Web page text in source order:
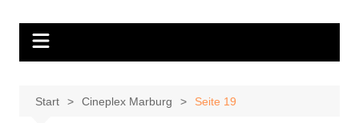
Start Cineplex Marburg Seite 19